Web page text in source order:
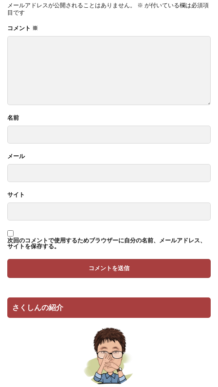
メールアドレスが公開されることはありません。 ※ が付いている欄は必須項
目です
コメント ※
名前
メール
サイト
次回のコメントで使用するためブラウザーに自分の名前、メールアドレス、
サイトを保存する。
さくしんの紹介